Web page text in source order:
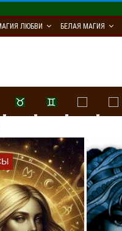
ЛЮБВИ БЕЛАЯ МАГИЯ